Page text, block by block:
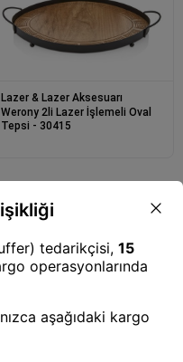
Lazer & Lazer Aksesuarı
Werony 2li Lazer İşlemeli Oval
Tepsi - 30415